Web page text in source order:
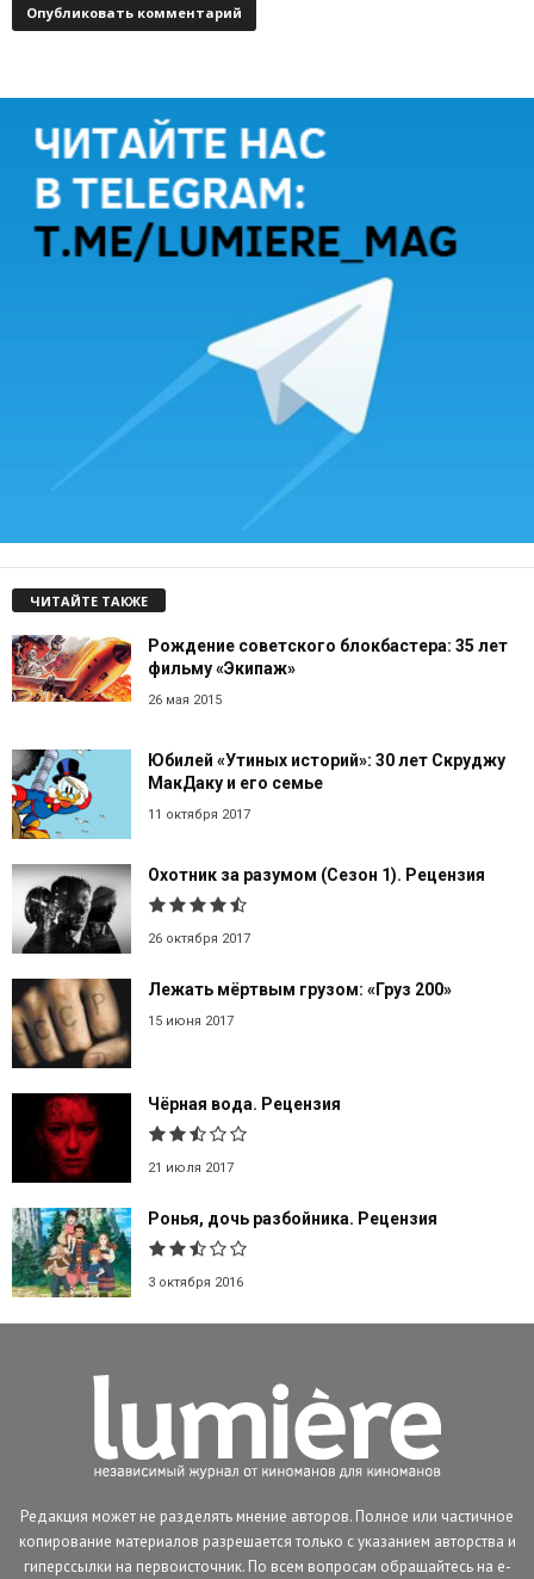
ЧИТАЙТЕ ТАКЖЕ
Рождение советского блокбастера: 35 лет
фильму «Экипаж»
26 мая 2015
Юбилей «Утиных историй»: 30 лет Скруджу
МакДаку и его семье
11 октября 2017
Охотник за разумом (Сезон 1). Рецензия
26 октября 2017
Лежать мёртвым грузом: «Груз 200»
15 июня 2017
Чёрная вода. Рецензия
21 июля 2017
Ронья, дочь разбойника. Рецензия
3 октября 2016
Редакция может не разделять мнение авторов. Полное или частичное
копирование материалов разрешается только с указанием авторства и
гиперссылки на первоисточник. По всем вопросам обращайтесь на e-